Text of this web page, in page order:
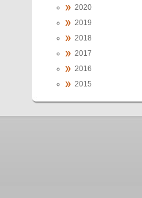
2020
2019
2018
2017
2016
2015